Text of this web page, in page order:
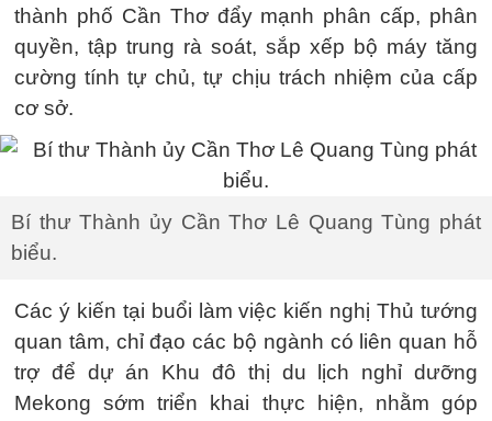
thành phố Cần Thơ đẩy mạnh phân cấp, phân
quyền, tập trung rà soát, sắp xếp bộ máy tăng
cường tính tự chủ, tự chịu trách nhiệm của cấp
cơ sở.
Bí thư Thành ủy Cần Thơ Lê Quang Tùng phát
biểu.
Các ý kiến tại buổi làm việc kiến nghị Thủ tướng
quan tâm, chỉ đạo các bộ ngành có liên quan hỗ
trợ để dự án Khu đô thị du lịch nghỉ dưỡng
Mekong sớm triển khai thực hiện, nhằm góp